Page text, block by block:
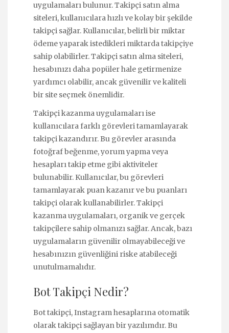
uygulamaları bulunur. Takipçi satın alma
siteleri, kullanıcılara hızlı ve kolay bir şekilde
takipçi sağlar. Kullanıcılar, belirli bir miktar
ödeme yaparak istedikleri miktarda takipçiye
sahip olabilirler. Takipçi satın alma siteleri,
hesabınızı daha popüler hale getirmenize
yardımcı olabilir, ancak güvenilir ve kaliteli
bir site seçmek önemlidir.
Takipçi kazanma uygulamaları ise
kullanıcılara farklı görevleri tamamlayarak
takipçi kazandırır. Bu görevler arasında
fotoğraf beğenme, yorum yapma veya
hesapları takip etme gibi aktiviteler
bulunabilir. Kullanıcılar, bu görevleri
tamamlayarak puan kazanır ve bu puanları
takipçi olarak kullanabilirler. Takipçi
kazanma uygulamaları, organik ve gerçek
takipçilere sahip olmanızı sağlar. Ancak, bazı
uygulamaların güvenilir olmayabileceği ve
hesabınızın güvenliğini riske atabileceği
unutulmamalıdır.
Bot Takipçi Nedir?
Bot takipçi, Instagram hesaplarına otomatik
olarak takipçi sağlayan bir yazılımdır. Bu